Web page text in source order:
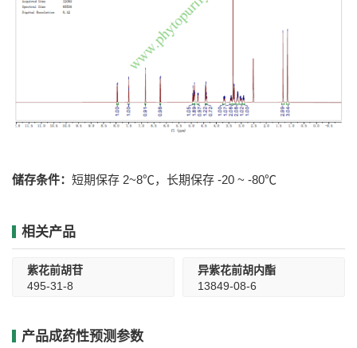
储存条件： 短期保存 2~8℃，长期保存 -20 ~ -80℃
相关产品
紫花前胡苷
495-31-8
异紫花前胡内酯
13849-08-6
产品成药性预测参数